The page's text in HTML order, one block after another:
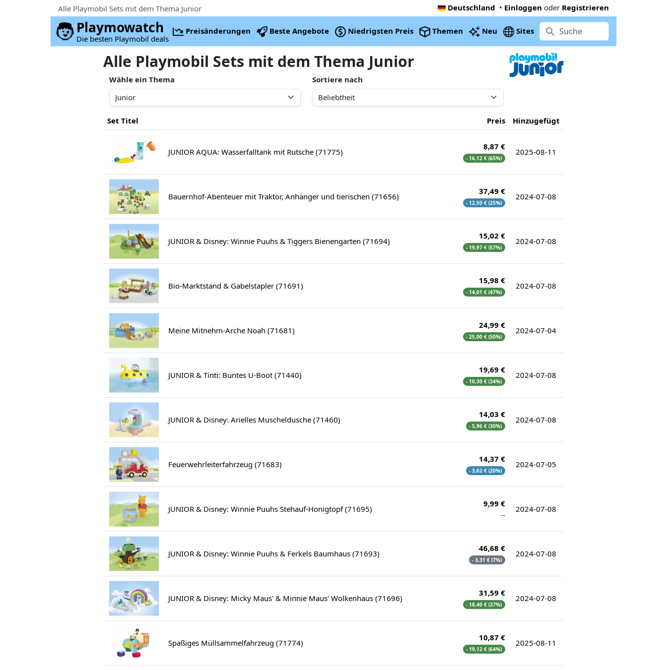
Alle Playmobil Sets mit dem Thema Junior Deutschland • Einloggen oder Registrieren
Playmowatch
Die besten Playmobil deals
Preisänderungen Beste Angebote Niedrigsten Preis Themen Neu Sites
Alle Playmobil Sets mit dem Thema Junior
Wähle ein Thema Sortiere nach
Set Titel Preis Hinzugefügt
JUNIOR AQUA: Wasserfalltank mit Rutsche (71775)
8,87 €
- 16,12 € (65%)
2025-08-11
Bauernhof-Abenteuer mit Traktor, Anhänger und tierischen (71656)
37,49 €
- 12,50 € (25%)
2024-07-08
JUNIOR & Disney: Winnie Puuhs & Tiggers Bienengarten (71694)
15,02 €
- 19,97 € (57%)
2024-07-08
Bio-Marktstand & Gabelstapler (71691)
15,98 €
- 14,01 € (47%)
2024-07-08
Meine Mitnehm-Arche Noah (71681)
24,99 €
- 25,00 € (50%)
2024-07-04
JUNIOR & Tinti: Buntes U-Boot (71440)
19,69 €
- 10,30 € (34%)
2024-07-08
JUNIOR & Disney: Arielles Muscheldusche (71460)
14,03 €
- 5,96 € (30%)
2024-07-08
Feuerwehrleiterfahrzeug (71683)
14,37 €
- 3,62 € (20%)
2024-07-05
JUNIOR & Disney: Winnie Puuhs Stehauf-Honigtopf (71695)
9,99 €
--
2024-07-08
JUNIOR & Disney: Winnie Puuhs & Ferkels Baumhaus (71693)
46,68 €
- 3,31 € (7%)
2024-07-08
JUNIOR & Disney: Micky Maus' & Minnie Maus' Wolkenhaus (71696)
31,59 €
- 18,40 € (37%)
2024-07-08
Spaßiges Müllsammelfahrzeug (71774)
10,87 €
- 19,12 € (64%)
2025-08-11